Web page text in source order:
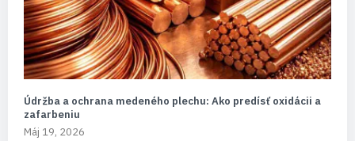
Údržba a ochrana medeného plechu: Ako predísť oxidácii a
zafarbeniu
Máj 19, 2026